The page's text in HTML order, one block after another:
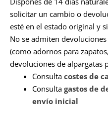
solicitar un cambio o
esté en el estado original y
No se admiten
(como adornos para
devoluciones de alpargatas
Consulta costes de
Consulta gastos de
envío inicial